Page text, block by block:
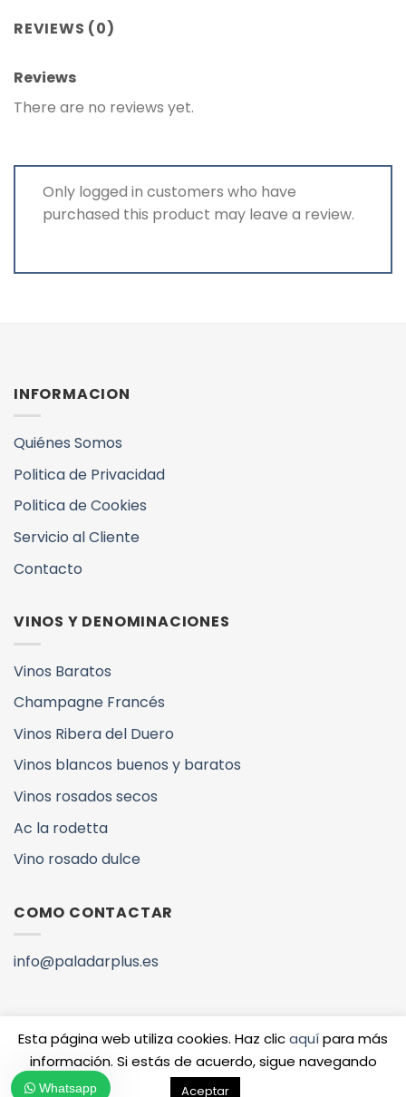
REVIEWS (0)
Reviews
There are no reviews yet.
Only logged in customers who have
purchased this product may leave a review.
INFORMACION
Quiénes Somos
Politica de Privacidad
Politica de Cookies
Servicio al Cliente
Contacto
VINOS Y DENOMINACIONES
Vinos Baratos
Champagne Francés
Vinos Ribera del Duero
Vinos blancos buenos y baratos
Vinos rosados secos
Ac la rodetta
Vino rosado dulce
COMO CONTACTAR
info@paladarplus.es
QUIENES SOMOS VINOS Y DENOMINACIONES
Copyright 2026 ©
Esta página web utiliza cookies. Haz clicaquípara más
información. Si estás de acuerdo, sigue navegando
Aceptar
Whatsapp